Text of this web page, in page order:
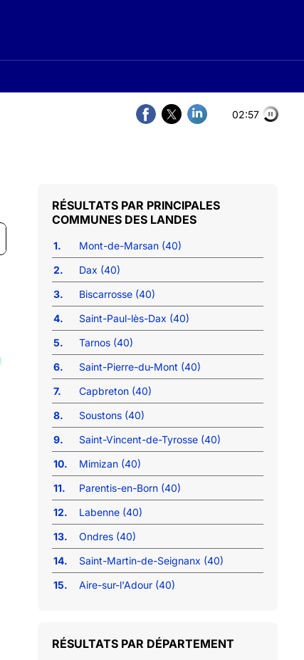
02:56
PRINCIPALES
COMMUNES DES LANDES
1.
Mont-de-Marsan (40)
2.
Dax (40)
3.
Biscarrosse (40)
4.
Saint-Paul-lès-Dax (40)
5.
Tarnos (40)
6.
Saint-Pierre-du-Mont (40)
7.
Capbreton (40)
8.
Soustons (40)
9.
Saint-Vincent-de-Tyrosse (40)
10.
Mimizan (40)
11.
Parentis-en-Born (40)
12.
Labenne (40)
13.
Ondres (40)
14.
Saint-Martin-de-Seignanx (40)
15.
Aire-sur-l'Adour (40)
RÉSULTATS PAR DÉPARTEMENT